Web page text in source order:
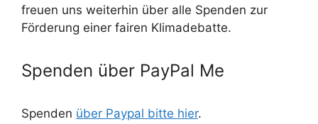
freuen uns weiterhin über alle Spenden zur
Förderung einer fairen Klimadebatte.
Spenden über PayPal Me
Spenden über Paypal bitte hier.